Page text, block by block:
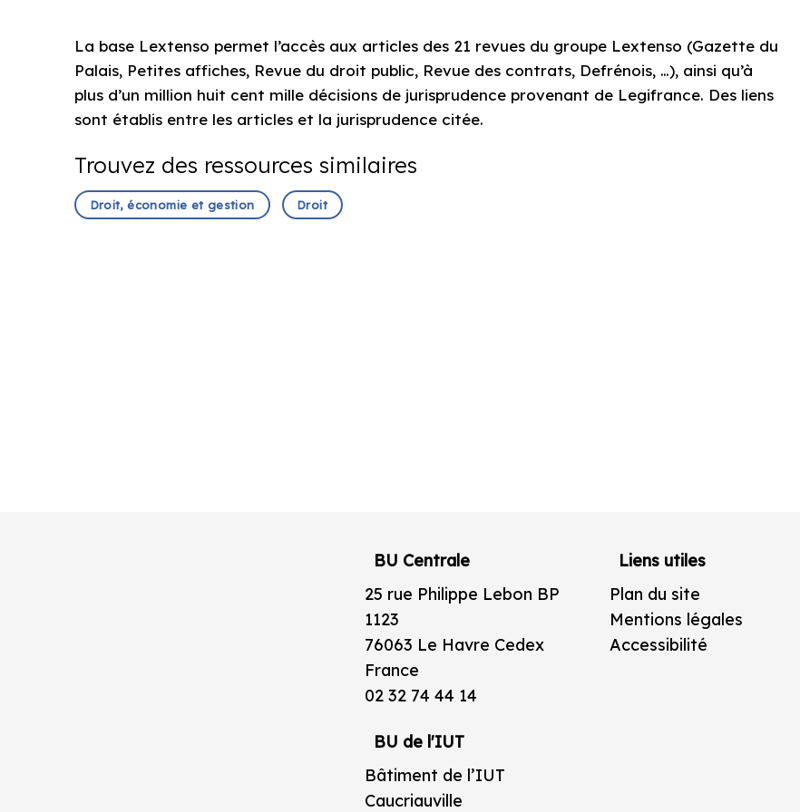
La base Lextenso permet l’accès aux articles des 21 revues du groupe Lextenso (Gazette du
Palais, Petites affiches, Revue du droit public, Revue des contrats, Defrénois, …), ainsi qu’à
plus d’un million huit cent mille décisions de jurisprudence provenant de Legifrance. Des liens
sont établis entre les articles et la jurisprudence citée.
Trouvez des ressources similaires
Droit, économie et gestion Droit
BU Centrale
25 rue Philippe Lebon BP
1123
76063 Le Havre Cedex
France
02 32 74 44 14
BU de l'IUT
Bâtiment de l’IUT
Caucriauville
Liens utiles
Plan du site
Mentions légales
Accessibilité